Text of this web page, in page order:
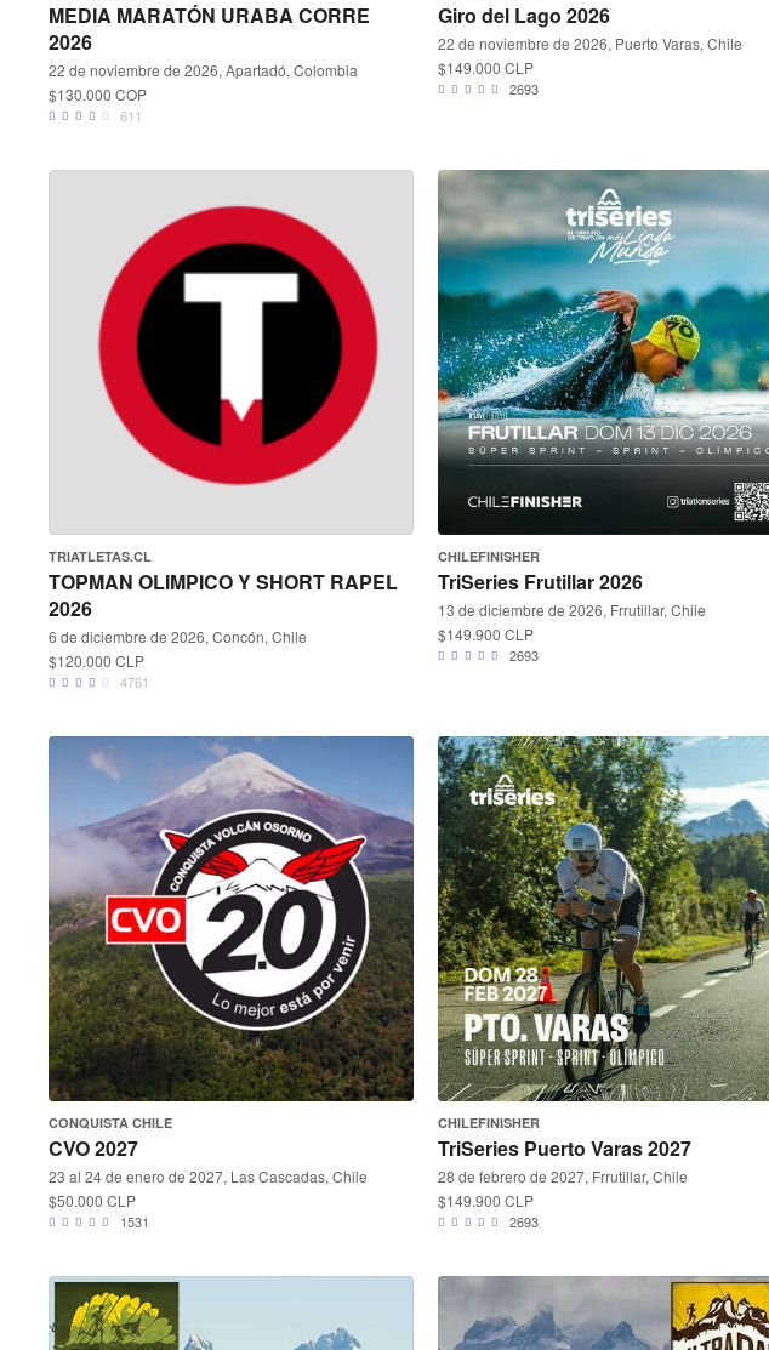
MEDIA MARATÓN URABA CORRE
2026
22 de noviembre de 2026, Apartadó, Colombia
$130.000 COP
611
Giro del Lago 2026
22 de noviembre de 2026, Puerto Varas, Chile
$149.000 CLP
2693
TRIATLETAS.CL
TOPMAN OLIMPICO Y SHORT RAPEL
2026
6 de diciembre de 2026, Concón, Chile
$120.000 CLP
4761
CHILEFINISHER
TriSeries Frutillar 2026
13 de diciembre de 2026, Frrutillar, Chile
$149.900 CLP
2693
CONQUISTA CHILE
CVO 2027
23 al 24 de enero de 2027, Las Cascadas, Chile
$50.000 CLP
1531
CHILEFINISHER
TriSeries Puerto Varas 2027
28 de febrero de 2027, Frrutillar, Chile
$149.900 CLP
2693